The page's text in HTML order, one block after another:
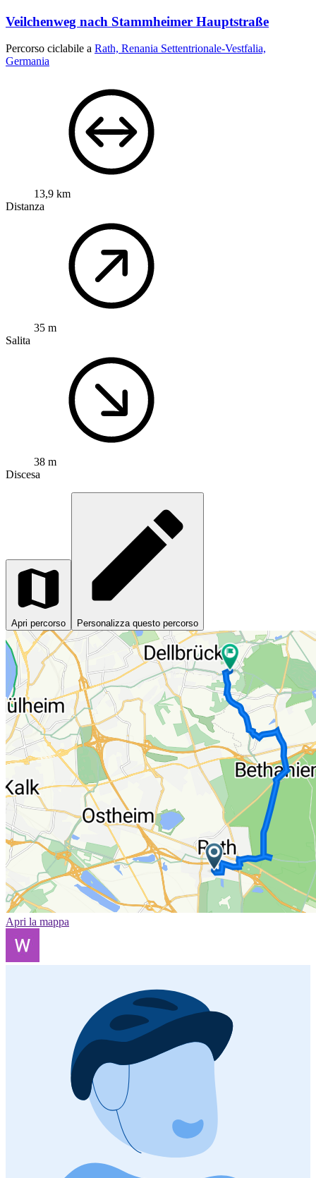
Veilchenweg nach Stammheimer Hauptstraße
Percorso ciclabile a Rath, Renania Settentrionale-Vestfalia,
Germania
13,9 km
Distanza
35 m
Salita
38 m
Discesa
Apri percorso Personalizza questo percorso
Apri la mappa